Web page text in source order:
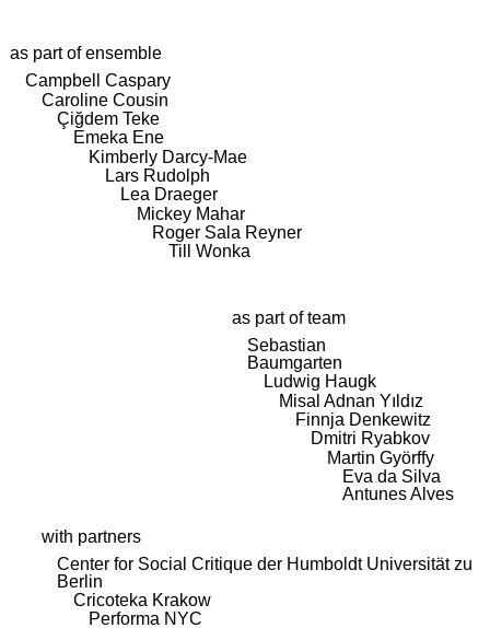
as part of ensemble
Campbell Caspary
Caroline Cousin
Çiğdem Teke
Emeka Ene
Kimberly Darcy-Mae
Lars Rudolph
Lea Draeger
Mickey Mahar
Roger Sala Reyner
Till Wonka
as part of team
Sebastian
Baumgarten
Ludwig Haugk
Misal Adnan Yıldız
Finnja Denkewitz
Dmitri Ryabkov
Martin Györffy
Eva da Silva
Antunes Alves
with partners
Center for Social Critique der Humboldt Universität zu
Berlin
Cricoteka Krakow
Performa NYC